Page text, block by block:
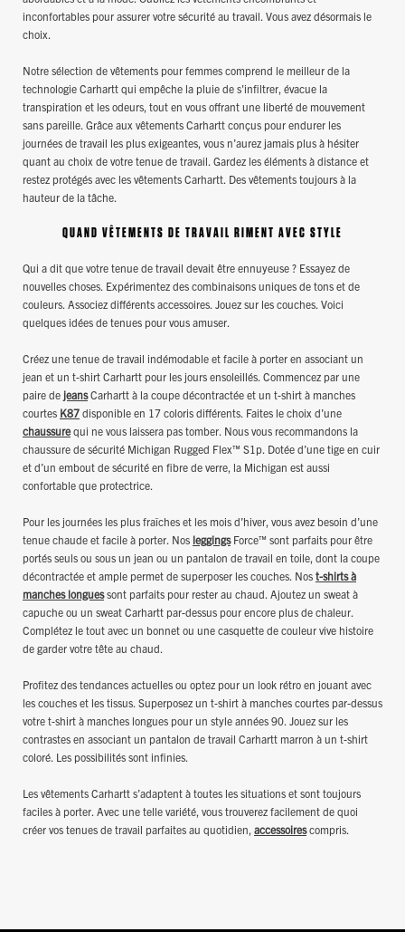
inconfortables pour assurer votre sécurité au travail. Vous avez désormais le
choix.
Notre sélection de vêtements pour femmes comprend le meilleur de la
technologie Carhartt qui empêche la pluie de s'infiltrer, évacue la
transpiration et les odeurs, tout en vous offrant une liberté de mouvement
sans pareille. Grâce aux vêtements Carhartt conçus pour endurer les
journées de travail les plus exigeantes, vous n’aurez jamais plus à hésiter
quant au choix de votre tenue de travail. Gardez les éléments à distance et
restez protégés avec les vêtements Carhartt. Des vêtements toujours à la
hauteur de la tâche.
QUAND VÊTEMENTS DE TRAVAIL RIMENT AVEC STYLE
Qui a dit que votre tenue de travail devait être ennuyeuse ? Essayez de
nouvelles choses. Expérimentez des combinaisons uniques de tons et de
couleurs. Associez différents accessoires. Jouez sur les couches. Voici
quelques idées de tenues pour vous amuser.
Créez une tenue de travail indémodable et facile à porter en associant un
jean et un t-shirt Carhartt pour les jours ensoleillés. Commencez par une
paire de jeansCarhartt à la coupe décontractée et un t-shirt à manches
courtes K87 disponible en 17 coloris différents. Faites le choix d’une
chaussurequi ne vous laissera pas tomber. Nous vous recommandons la
chaussure de sécurité Michigan Rugged Flex™ S1p. Dotée d’une tige en cuir
et d’un embout de sécurité en fibre de verre, la Michigan est aussi
confortable que protectrice.
Pour les journées les plus fraîches et les mois d’hiver, vous avez besoin d’une
tenue chaude et facile à porter. Nos leggingsForce™ sont parfaits pour être
portés seuls ou sous un jean ou un pantalon de travail en toile, dont la coupe
décontractée et ample permet de superposer les couches. Nos t-shirts à
manches longuessont parfaits pour rester au chaud. Ajoutez un sweat à
capuche ou un sweat Carhartt par-dessus pour encore plus de chaleur.
Complétez le tout avec un bonnet ou une casquette de couleur vive histoire
de garder votre tête au chaud.
Profitez des tendances actuelles ou optez pour un look rétro en jouant avec
les couches et les tissus. Superposez un t-shirt à manches courtes par-dessus
votre t-shirt à manches longues pour un style années 90. Jouez sur les
contrastes en associant un pantalon de travail Carhartt marron à un t-shirt
coloré. Les possibilités sont infinies.
Les vêtements Carhartt s’adaptent à toutes les situations et sont toujours
faciles à porter. Avec une telle variété, vous trouverez facilement de quoi
créer vos tenues de travail parfaites au quotidien, accessoirescompris.